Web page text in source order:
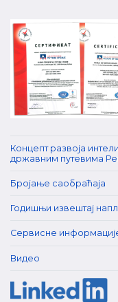
Концепт развоја
државним путевима
Бројање саобраћаја
Годишњи извештај
Сервисне
Видео